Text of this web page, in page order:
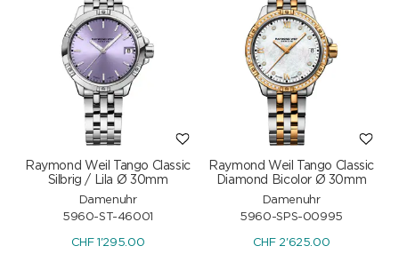
Raymond Weil Tango Classic
Silbrig / Lila Ø 30mm
Damenuhr
5960-ST-46001
CHF 1'295.00
Raymond Weil Tango Classic
Diamond Bicolor Ø 30mm
Damenuhr
5960-SPS-00995
CHF 2'625.00